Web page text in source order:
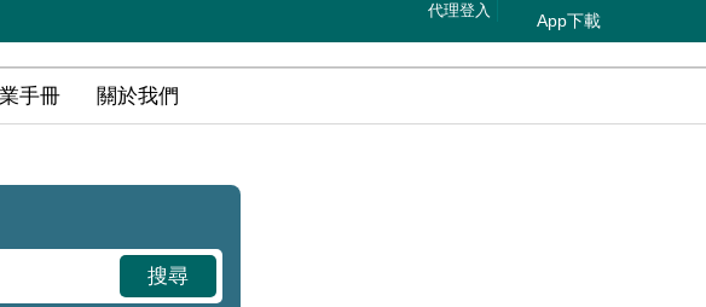
App下載
代理登入
手冊 關於我們
搜尋